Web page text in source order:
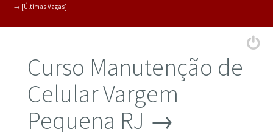
→ [Últimas Vagas]
Curso Manutenção de
Celular Vargem
Pequena RJ →